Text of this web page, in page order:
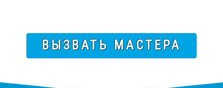
ВЫЗВАТЬ МАСТЕРА